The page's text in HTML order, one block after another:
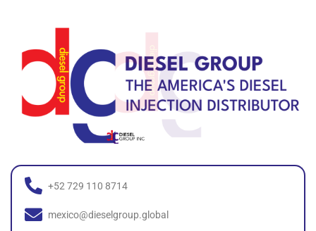
+52 729 110 8714
mexico@dieselgroup.global